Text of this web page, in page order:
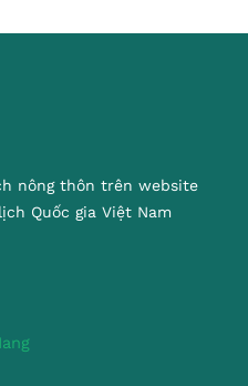
nông thôn trên website
Quốc gia Việt Nam